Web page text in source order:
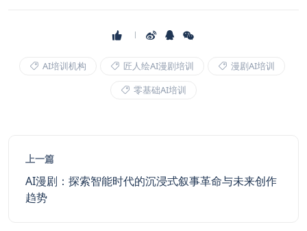
AI培训机构 匠人绘AI漫剧培训
漫剧AI培训
零基础AI培训
上一篇
AI漫剧：探索智能时代的沉浸式叙事革命与未来创作
趋势